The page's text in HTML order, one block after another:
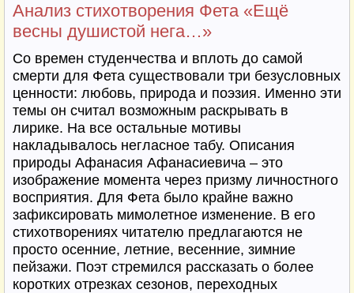
Анализ стихотворения Фета «Ещё
весны душистой нега…»
Со времен студенчества и вплоть до самой
смерти для Фета существовали три безусловных
ценности: любовь, природа и поэзия. Именно эти
темы он считал возможным раскрывать в
лирике. На все остальные мотивы
накладывалось негласное табу. Описания
природы Афанасия Афанасиевича – это
изображение момента через призму личностного
восприятия. Для Фета было крайне важно
зафиксировать мимолетное изменение. В его
стихотворениях читателю предлагаются не
просто осенние, летние, весенние, зимние
пейзажи. Поэт стремился рассказать о более
коротких отрезках сезонов, переходных